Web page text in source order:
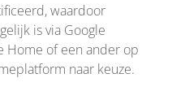
waardoor
is via Google
Home of een ander op
naar keuze.